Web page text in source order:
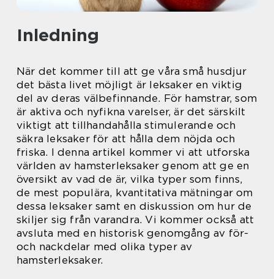
Inledning
När det kommer till att ge våra små husdjur
det bästa livet möjligt är leksaker en viktig
del av deras välbefinnande. För hamstrar, som
är aktiva och nyfikna varelser, är det särskilt
viktigt att tillhandahålla stimulerande och
säkra leksaker för att hålla dem nöjda och
friska. I denna artikel kommer vi att utforska
världen av hamsterleksaker genom att ge en
översikt av vad de är, vilka typer som finns,
de mest populära, kvantitativa mätningar om
dessa leksaker samt en diskussion om hur de
skiljer sig från varandra. Vi kommer också att
avsluta med en historisk genomgång av för-
och nackdelar med olika typer av
hamsterleksaker.